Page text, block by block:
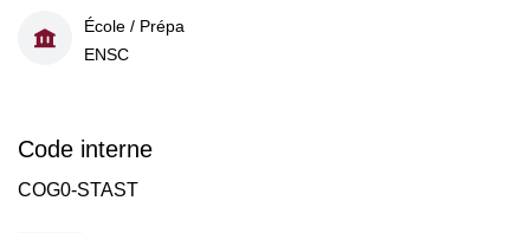
École / Prépa
ENSC
Code interne
COG0-STAST